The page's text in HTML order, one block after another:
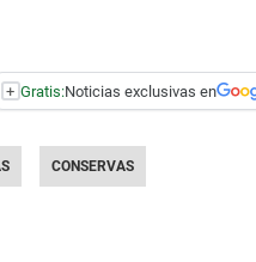
+ Gratis:Noticias exclusivas en
CONSERVAS